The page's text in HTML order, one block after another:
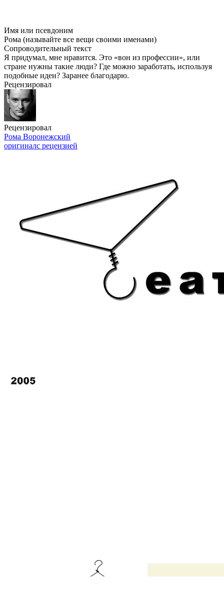
Имя или псевдоним
Рома (называйте все вещи своими именами)
Сопроводительный текст
Я придумал, мне нравится. Это «вон из профессии», или
стране нужны такие люди? Где можно заработать, используя
подобные идеи? Заранее благодарю.
Рецензировал
Рецензировал
Рома Воронежский
оригиналс рецензией